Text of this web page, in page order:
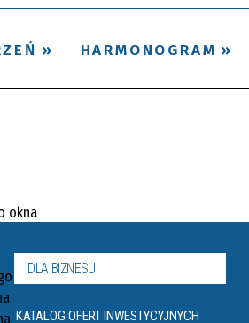
HARMONOGRAM
DLA BIZNESU
KATALOG OFERT INWESTYCYJNYCH